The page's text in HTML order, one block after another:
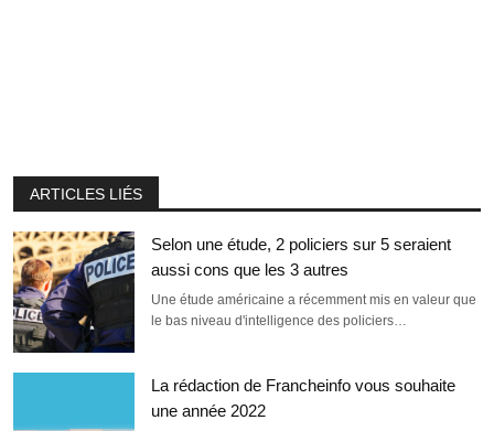
ARTICLES LIÉS
Selon une étude, 2 policiers sur 5 seraient
aussi cons que les 3 autres
Une étude américaine a récemment mis en valeur que
le bas niveau d'intelligence des policiers…
La rédaction de Francheinfo vous souhaite
une année 2022